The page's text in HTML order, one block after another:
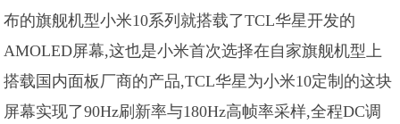
布的旗舰机型小米10系列就搭载了TCL华星开发的
AMOLED屏幕,这也是小米首次选择在自家旗舰机型上
搭载国内面板厂商的产品,TCL华星为小米10定制的这块
屏幕实现了90Hz刷新率与180Hz高帧率采样,全程DC调